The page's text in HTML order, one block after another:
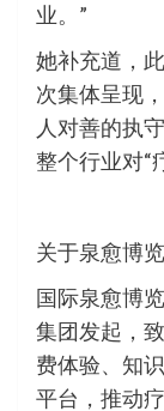
业。”
她补充道，
次集体呈现
人对善的执
整个行业对“
关于泉愈博
国际泉愈博
集团发起，
费体验、知
平台，推动